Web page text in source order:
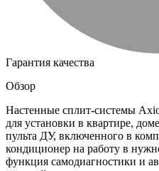
Гарантия качества
Обзор
Настенные сплит-системы
для установки в квартире,
пульта ДУ, включенного в
кондиционер на работу в
функция самодиагностики и